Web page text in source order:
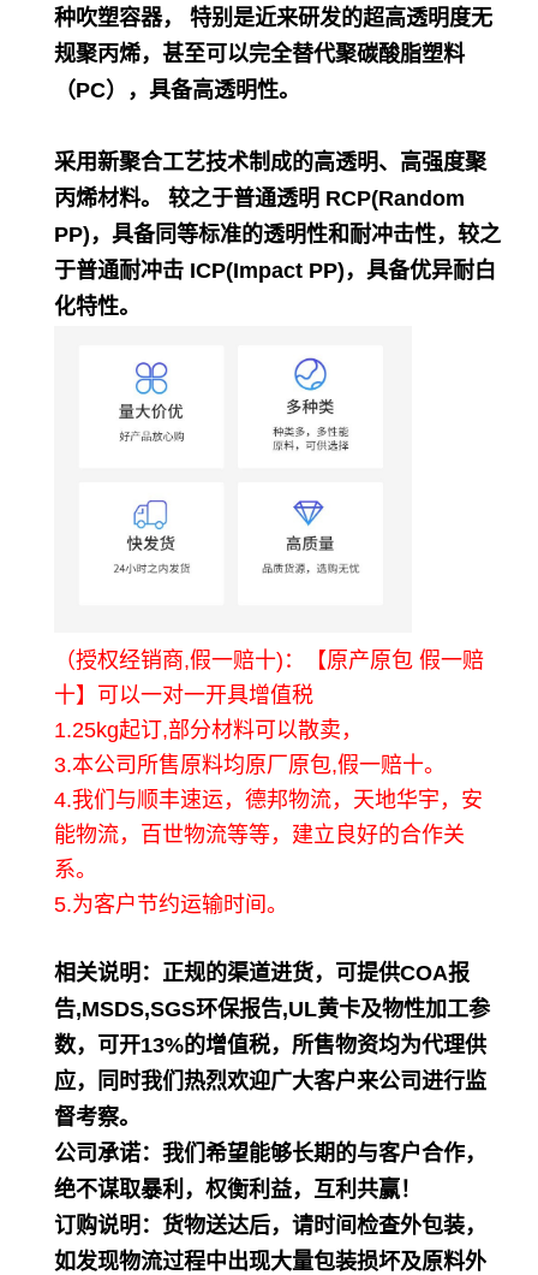
种吹塑容器， 特别是近来研发的超高透明度无
规聚丙烯，甚至可以完全替代聚碳酸脂塑料
（PC），具备高透明性。
采用新聚合工艺技术制成的高透明、高强度聚
丙烯材料。 较之于普通透明 RCP(Random
PP)，具备同等标准的透明性和耐冲击性，较之
于普通耐冲击 ICP(Impact PP)，具备优异耐白
化特性。
（授权经销商,假一赔十)：【原产原包 假一赔
十】可以一对一开具增值税
1.25kg起订,部分材料可以散卖，
3.本公司所售原料均原厂原包,假一赔十。
4.我们与顺丰速运，德邦物流，天地华宇，安
能物流，百世物流等等，建立良好的合作关
系。
5.为客户节约运输时间。
相关说明 ：正规的渠道进货，可提供COA报
告,MSDS,SGS环保报告,UL黄卡及物性加工参
数，可开13%的增值税，所售物资均为代理供
应，同时我们热烈欢迎广大客户来公司进行监
督考察。
公司承诺：我们希望能够长期的与客户合作，
绝不谋取暴利，权衡利益，互利共赢！
订购说明：货物送达后，请时间检查外包装，
如发现物流过程中出现大量包装损坏及原料外